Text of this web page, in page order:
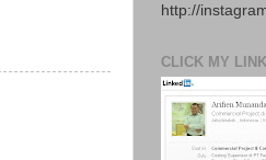
http://
CLICK MY